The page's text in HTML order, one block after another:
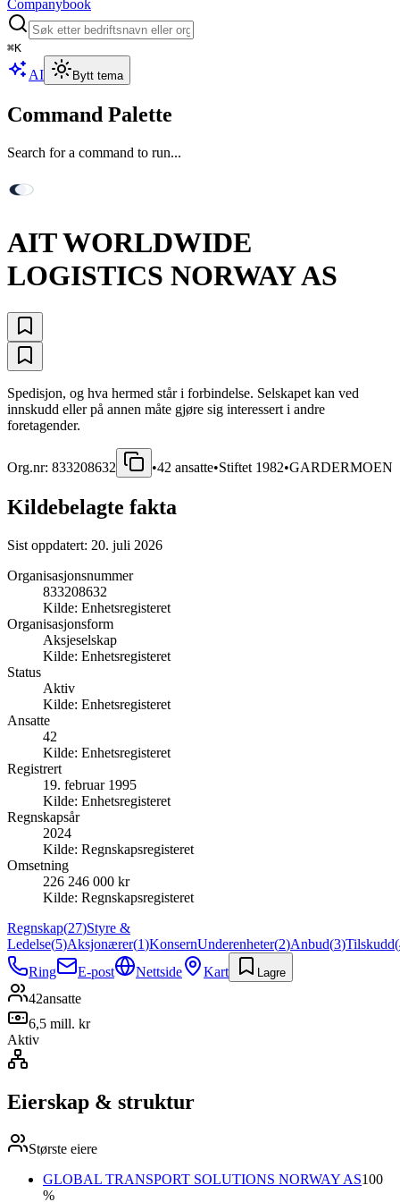
Companybook
⌘K
AI Bytt tema
Command Palette
Search for a command to run...
AIT WORLDWIDE
LOGISTICS NORWAY AS
Spedisjon, og hva hermed står i forbindelse. Selskapet kan ved
innskudd eller på annen måte gjøre sig interessert i andre
foretagender.
Org.nr: 833208632 •42 ansatte•Stiftet 1982•GARDERMOEN
Kildebelagte fakta
Sist oppdatert: 20. juli 2026
Organisasjonsnummer
833208632
Kilde: Enhetsregisteret
Organisasjonsform
Aksjeselskap
Kilde: Enhetsregisteret
Status
Aktiv
Kilde: Enhetsregisteret
Ansatte
42
Kilde: Enhetsregisteret
Registrert
19. februar 1995
Kilde: Enhetsregisteret
Regnskapsår
2024
Kilde: Regnskapsregisteret
Omsetning
226 246 000 kr
Kilde: Regnskapsregisteret
Regnskap(27)Styre &
Ledelse(5)Aksjonærer(1)KonsernUnderenheter(2)Anbud(3)Tilskudd(
Ring
E-post Nettside Kart Lagre
42ansatte
6,5 mill. kr
Aktiv
Eierskap & struktur
Største eiere
GLOBAL TRANSPORT SOLUTIONS NORWAY AS100
%